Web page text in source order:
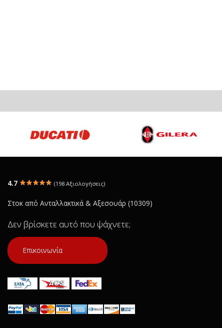
4.7 (198 Αξιολογήσεις)
Στοκ από Ανταλλακτικά & Αξεσουάρ (10309)
Δεν βρίσκετε αυτό που ψάχνετε;
Επικοινωνία